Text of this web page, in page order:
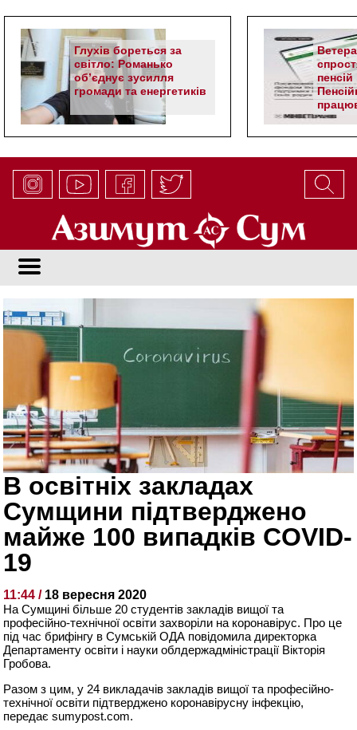
Глухів бореться за
світло: Романько
об’єднує зусилля
громади та енергетиків
В освітніх закладах
Сумщини підтверджено
майже 100 випадків COVID-
19
11:44 / 18 вересня 2020
На Сумщині більше 20 студентів закладів вищої та
професійно-технічної освіти захворіли на коронавірус. Про це
під час брифінгу в Сумській ОДА повідомила директорка
Департаменту освіти і науки облдержадміністрації Вікторія
Гробова.
Разом з цим, у 24 викладачів закладів вищої та професійно-
технічної освіти підтверджено коронавірусну інфекцію,
передає sumypost.com.